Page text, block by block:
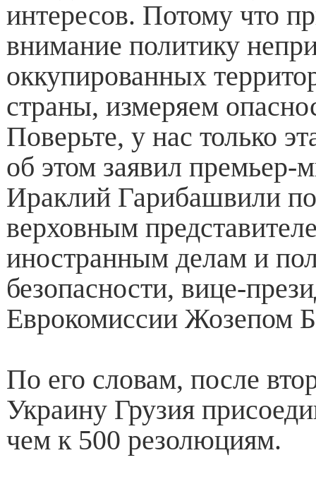
интересов. Потому что
внимание политику
оккупированных
страны, измеряем
Поверьте, у нас только
об этом заявил премьер-
Ираклий Гарибашвили
верховным
иностранным делам и
безопасности, вице-
Еврокомиссии Жозепом
По его словам, после
Украину Грузия
чем к 500 резолюциям.